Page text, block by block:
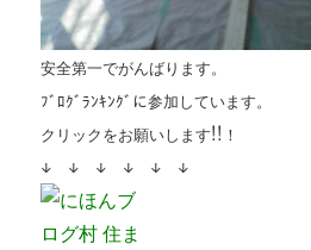
安全第一でがんばります。
ﾌﾞﾛｸﾞﾗﾝｷﾝｸﾞに参加しています。
クリックをお願いします!!！
↓ ↓ ↓ ↓ ↓ ↓